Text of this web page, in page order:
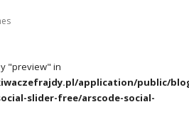
"preview" in
application/public/
slider-free/arscode-social-